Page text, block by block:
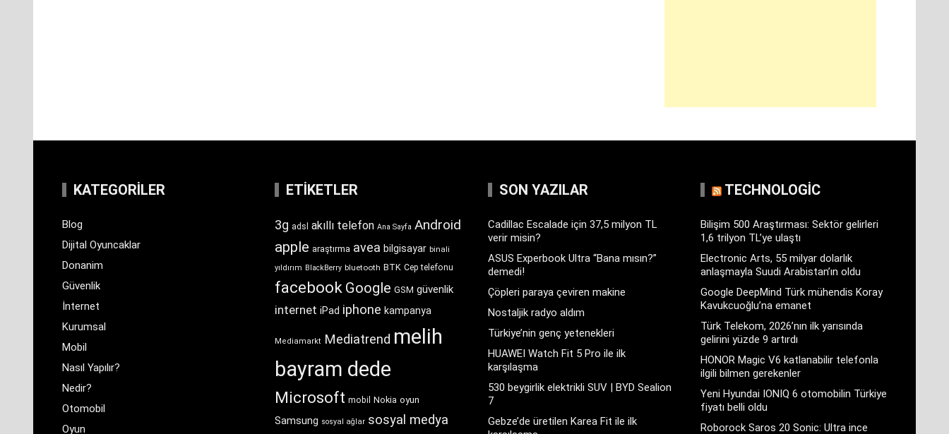
KATEGORILER
Blog
Dijital Oyuncaklar
Donanim
Güvenlik
İnternet
Kurumsal
Mobil
Nasıl Yapılır?
Nedir?
Otomobil
Oyun
ETIKETLER
3g adsl akıllı telefon Ana Sayfa Android
apple araştırma avea bilgisayar binali
yıldırım BlackBerry bluetooth BTK Cep telefonu
facebook Google GSM güvenlik
internet iPad iphone kampanya
Mediamarkt Mediatrend melih
bayram dede
Microsoft mobil Nokia oyun
Samsung sosyal ağlar sosyal medya
SON YAZILAR
Cadillac Escalade için 37,5 milyon TL
verir misin?
ASUS Experbook Ultra “Bana mısın?”
demedi!
Çöpleri paraya çeviren makine
Nostaljik radyo aldım
Türkiye’nin genç yetenekleri
HUAWEI Watch Fit 5 Pro ile ilk
karşılaşma
530 beygirlik elektrikli SUV | BYD Sealion
7
Gebze’de üretilen Karea Fit ile ilk
TECHNOLOGIC
Bilişim 500 Araştırması: Sektör gelirleri
1,6 trilyon TL’ye ulaştı
Electronic Arts, 55 milyar dolarlık
anlaşmayla Suudi Arabistan’ın oldu
Google DeepMind Türk mühendis Koray
Kavukcuoğlu’na emanet
Türk Telekom, 2026’nın ilk yarısında
gelirini yüzde 9 artırdı
HONOR Magic V6 katlanabilir telefonla
ilgili bilmen gerekenler
Yeni Hyundai IONIQ 6 otomobilin Türkiye
fiyatı belli oldu
Roborock Saros 20 Sonic: Ultra ince